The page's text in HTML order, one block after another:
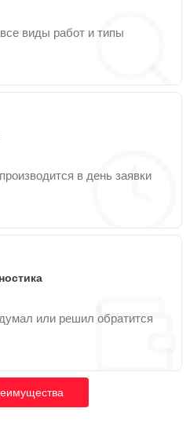
виды работ и типы
в день заявки
или решил обратится